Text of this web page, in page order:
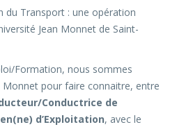
du Transport : une opération
Jean Monnet de Saint-
Formation, nous sommes
Monnet pour faire connaitre, entre
Conductrice de
d’Exploitation, avec le